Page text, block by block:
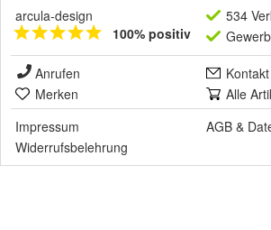
arcula-design
100% positiv
534
Anrufen
Kontakt
Merken
Alle
Impressum
AGB &
Widerrufsbelehrung